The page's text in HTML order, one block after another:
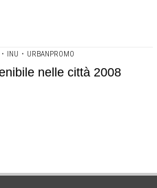
• INU • URBANPROMO
nelle città 2008